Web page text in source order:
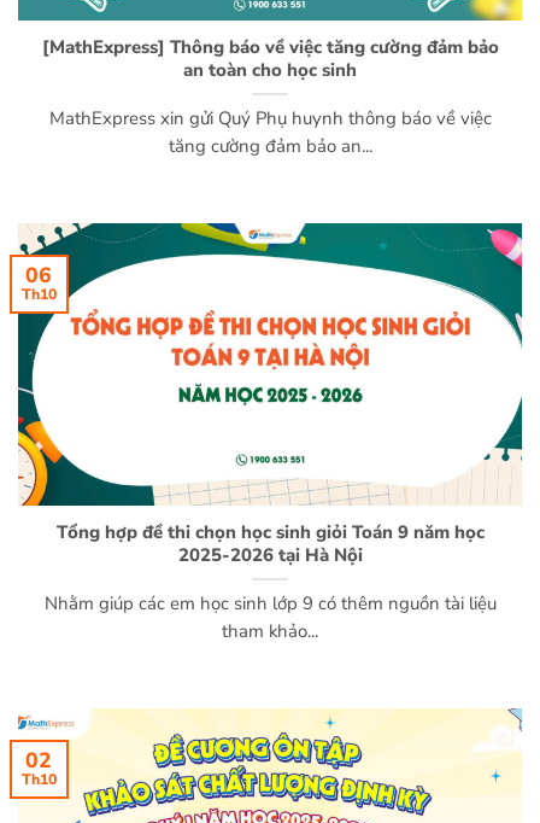
[MathExpress] Thông báo về việc tăng cường đảm bảo
an toàn cho học sinh
MathExpress xin gửi Quý Phụ huynh thông báo về việc
tăng cường đảm bảo an...
Tổng hợp đề thi chọn học sinh giỏi Toán 9 năm học
2025-2026 tại Hà Nội
Nhằm giúp các em học sinh lớp 9 có thêm nguồn tài liệu
tham khảo...
06
Th10
02
Th10